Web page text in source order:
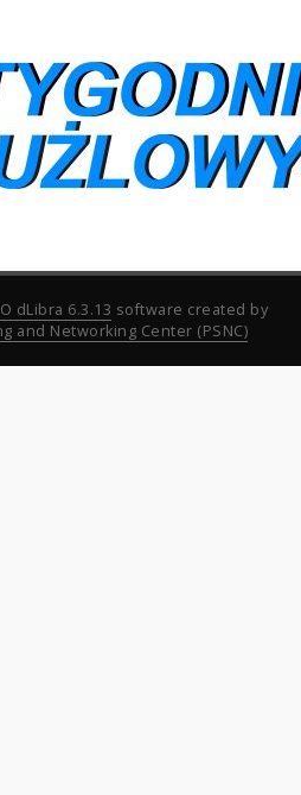
dLibra 6.3.13 software created by
and Networking Center (PSNC)